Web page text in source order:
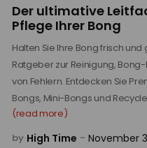
Der ultimative
Pflege Ihrer Bong
Halten Sie Ihre Bong frisch
Ratgeber zur Reinigung,
von Fehlern. Entdecken Sie
Bongs, Mini-Bongs und
(read more)
by High Time - November